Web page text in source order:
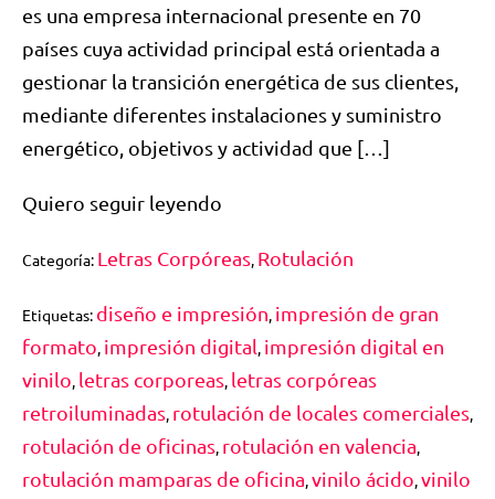
es una empresa internacional presente en 70
países cuya actividad principal está orientada a
gestionar la transición energética de sus clientes,
mediante diferentes instalaciones y suministro
energético, objetivos y actividad que […]
Quiero seguir leyendo
Categoría: Letras Corpóreas, Rotulación
Etiquetas: diseño e impresión, impresión de gran
formato, impresión digital, impresión digital en
vinilo, letras corporeas, letras corpóreas
retroiluminadas, rotulación de locales comerciales,
rotulación de oficinas, rotulación en valencia,
rotulación mamparas de oficina,vinilo ácido,vinilo